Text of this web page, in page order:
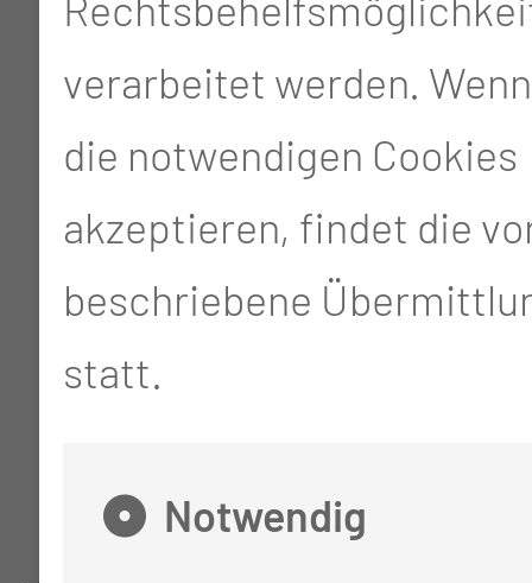
verarbeitet werden.
die notwendigen Cookies
akzeptieren, findet die
beschriebene
statt.
Notwendig